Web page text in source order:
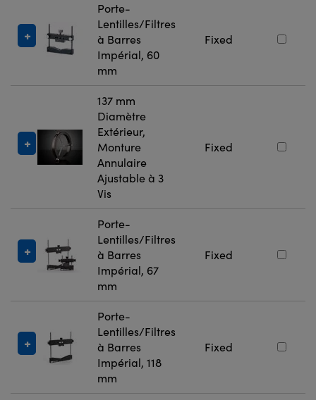
Porte-
Lentilles/Filtres
à Barres
Impérial, 60
mm
Fixed
137 mm
Diamètre
Extérieur,
Monture
Annulaire
Ajustable à 3
Vis
Fixed
Porte-
Lentilles/Filtres
à Barres
Impérial, 67
mm
Fixed
Porte-
Lentilles/Filtres
à Barres
Impérial, 118
mm
Fixed